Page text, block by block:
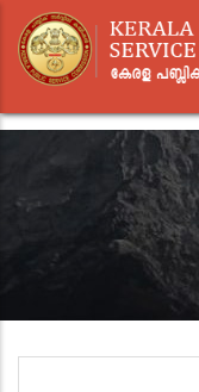
main
content